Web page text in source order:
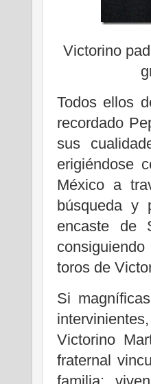
Victorino
Todos ellos
recordado
sus
erigiéndose
México a
búsqueda y
encaste de
toros de
Si
Victorino
fraternal